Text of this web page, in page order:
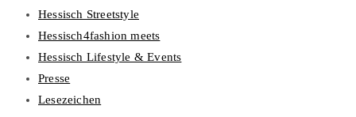
Hessisch Streetstyle
Hessisch4fashion meets
Hessisch Lifestyle & Events
Presse
Lesezeichen